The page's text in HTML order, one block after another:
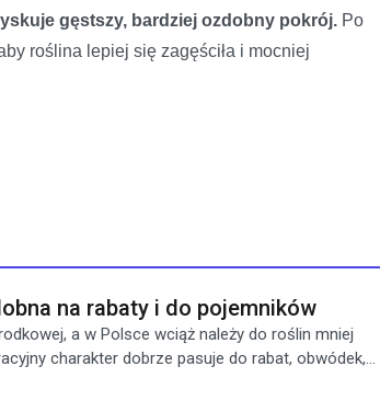
gęstszy, bardziej ozdobny pokrój. Po
roślina lepiej się zagęściła i mocniej
na rabaty i do pojemników
a w Polsce wciąż należy do roślin mniej
charakter dobrze pasuje do rabat, obwódek,...